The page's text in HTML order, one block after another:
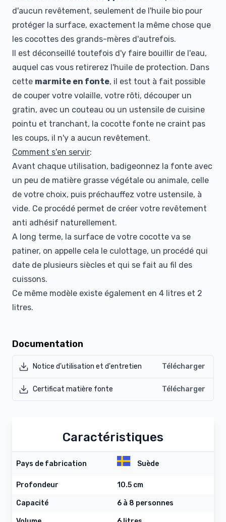
d'aucun revêtement, seulement de l'huile bio pour
protéger la surface, exactement la même chose que
les cocottes des grands-mères d'autrefois.
Il est déconseillé toutefois d'y faire bouillir de l'eau,
auquel cas vous retirerez l'huile de protection. Dans
cette marmite en fonte, il est tout à fait possible
de couper votre volaille, votre rôti, découper un
gratin, avec un couteau ou un ustensile de cuisine
pointu et tranchant, la cocotte fonte ne craint pas
les coups, il n'y a aucun revêtement.
Comment s'en servir:
Avant chaque utilisation, badigeonnez la fonte avec
un peu de matière grasse végétale ou animale, celle
de votre choix, puis préchauffez votre ustensile, à
vide. Ce procédé permet de créer votre revêtement
anti adhésif naturellement.
A long terme, la surface de votre cocotte va se
patiner, on appelle cela le culottage, un procédé qui
date de plusieurs siècles et qui se fait au fil des
cuissons.
Ce même modèle existe également en 4 litres et 2
litres.
Documentation
Notice d'utilisation et d'entretien Télécharger
Certificat matière fonte Télécharger
Caractéristiques
Pays de fabrication Suède
Profondeur 10.5 cm
Capacité 6 à 8 personnes